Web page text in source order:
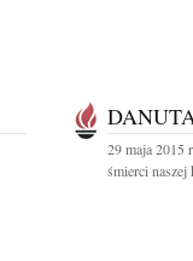
29 maja 2015
śmierci naszej